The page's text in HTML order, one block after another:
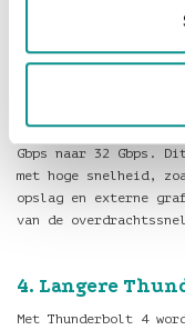
3. PCI-e
De minimale PCIe-
Gbps naar 32 Gbps.
met hoge snelheid,
opslag en externe
van de
4. Langere
Met Thunderbolt 4